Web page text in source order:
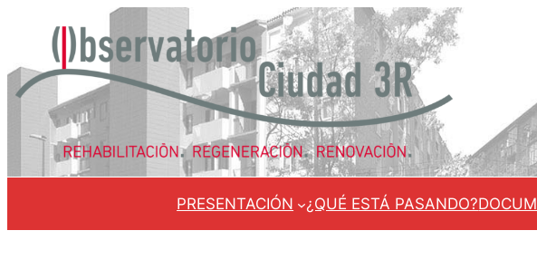
contenido
PRESENTACIÓN ¿QUÉ ESTÁ PASANDO?